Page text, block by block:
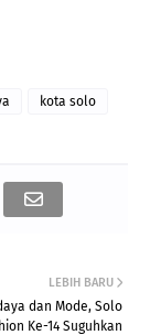
kota solo
LEBIH BARU
dan Mode, Solo
Ke-14 Suguhkan